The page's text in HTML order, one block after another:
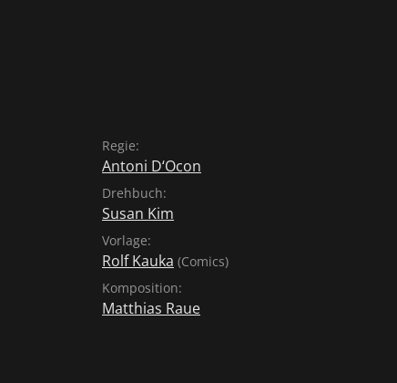
Regie:
Antoni D‘Ocon
Drehbuch:
Susan Kim
Vorlage:
Rolf Kauka (Comics)
Komposition:
Matthias Raue